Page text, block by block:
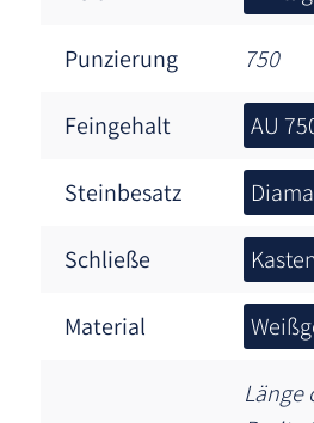
Punzierung 750
Feingehalt AU
Steinbesatz
Schließe
Material
Länge